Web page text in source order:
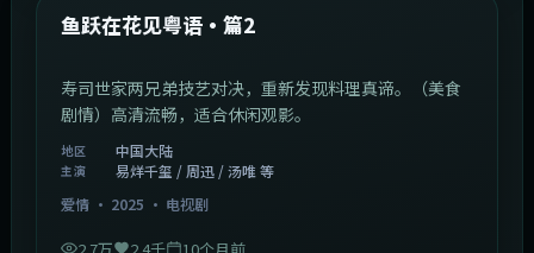
最新
鱼跃在花见粤语·篇2
寿司世家两兄弟技艺对决，重新发现料理真谛。（美食
剧情）高清流畅，适合休闲观影。
地区 中国大陆
主演
易烊千玺 / 周迅 / 汤唯 等
爱情· 2025 · 电视剧